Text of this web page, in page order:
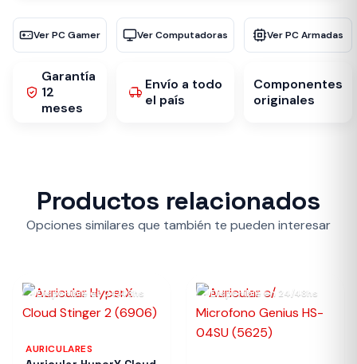
Ver PC Gamer Ver Computadoras Ver PC Armadas
Garantía
12
meses
Envío a todo
el país
Componentes
originales
Productos relacionados
Opciones similares que también te pueden interesar
Disponible en 24/48hs
AURICULARES
Disponible en 24/48hs